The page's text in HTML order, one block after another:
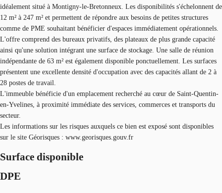
idéalement situé à Montigny-le-Bretonneux. Les disponibilités s'échelonnent de
12 m² à 247 m² et permettent de répondre aux besoins de petites structures
comme de PME souhaitant bénéficier d'espaces immédiatement opérationnels.
L'offre comprend des bureaux privatifs, des plateaux de plus grande capacité
ainsi qu'une solution intégrant une surface de stockage. Une salle de réunion
indépendante de 63 m² est également disponible ponctuellement. Les surfaces
présentent une excellente densité d'occupation avec des capacités allant de 2 à
28 postes de travail.
L'immeuble bénéficie d'un emplacement recherché au cœur de Saint-Quentin-
en-Yvelines, à proximité immédiate des services, commerces et transports du
secteur.
Les informations sur les risques auxquels ce bien est exposé sont disponibles
sur le site Géorisques : www.georisques.gouv.fr
Surface disponible
DPE